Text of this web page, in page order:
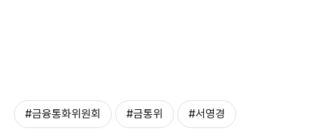
#금융통화위원회 #금통위 #서영경